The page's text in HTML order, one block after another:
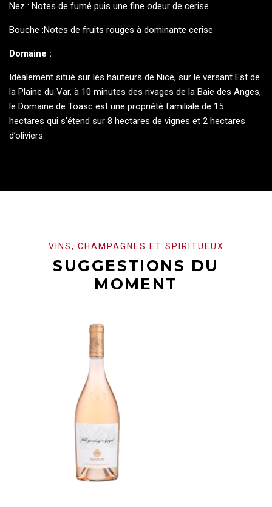
Nez : Notes de fumé puis une fine odeur de cerise .
Bouche :Notes de fruits rouges à dominante cerise
Domaine :
Idéalement situé sur les hauteurs de Nice, sur le versant Est de
la Plaine du Var, à 10 minutes des rivages de la Baie des Anges,
le Domaine de Toasc est une propriété familiale de 15
hectares qui s’étend sur 8 hectares de vignes et 2 hectares
d’oliviers.
VINS, CHAMPAGNES ET SPIRITUEUX
SUGGESTIONS DU
MOMENT